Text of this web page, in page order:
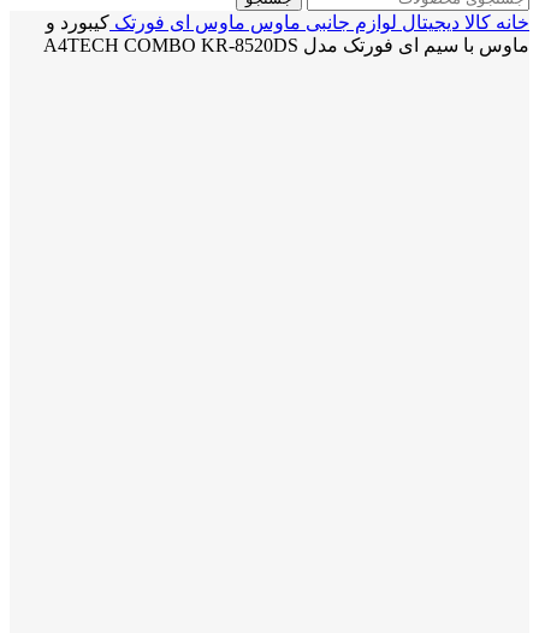
خانه کالا دیجیتال لوازم جانبی ماوس ماوس ای فورتک کیبورد و
ماوس با سیم ای فورتک مدل A4TECH COMBO KR-8520DS